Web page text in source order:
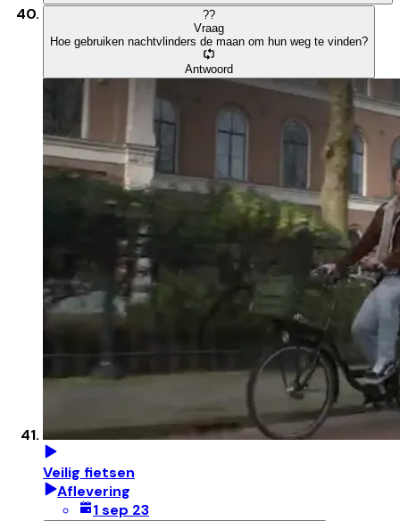
??
Vraag
Hoe gebruiken nachtvlinders de maan om hun weg te vinden?
Antwoord
Veilig fietsen
Aflevering
1 sep 23